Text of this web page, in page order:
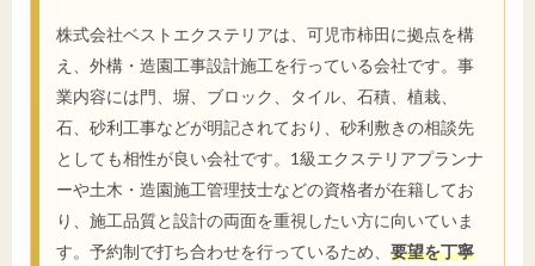
株式会社ベストエクステリアは、可児市柿田に拠点を構
え、外構・造園工事設計施工を行っている会社です。事
業内容には門、塀、ブロック、タイル、石積、植栽、
石、砂利工事などが明記されており、砂利敷きの相談先
としても相性が良い会社です。1級エクステリアプランナ
ーや土木・造園施工管理技士などの資格者が在籍してお
り、施工品質と設計の両面を重視したい方に向いていま
す。予約制で打ち合わせを行っているため、 要望を丁寧